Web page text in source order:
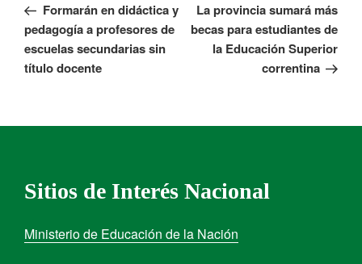
Formarán en didáctica y
pedagogía a profesores de
escuelas secundarias sin
título docente
La provincia sumará más
becas para estudiantes de
la Educación Superior
correntina
Sitios de Interés Nacional
Ministerio de Educación de la Nación